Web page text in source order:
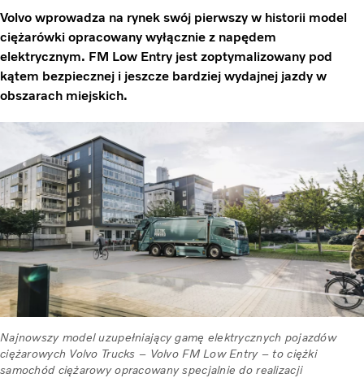
Volvo wprowadza na rynek swój pierwszy w historii model
ciężarówki opracowany wyłącznie z napędem
elektrycznym. FM Low Entry jest zoptymalizowany pod
kątem bezpiecznej i jeszcze bardziej wydajnej jazdy w
obszarach miejskich.
Najnowszy model uzupełniający gamę elektrycznych pojazdów
ciężarowych Volvo Trucks – Volvo FM Low Entry – to ciężki
samochód ciężarowy opracowany specjalnie do realizacji